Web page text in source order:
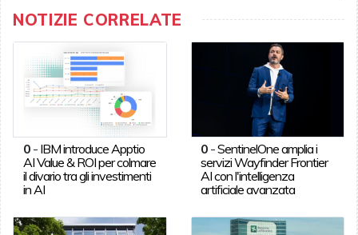
NOTIZIE CORRELATE
0- IBM introduce Apptio
AI Value & ROI per colmare
il divario tra gli investimenti
in AI
0 -SentinelOne amplia i
servizi Wayfinder Frontier
AI con l'intelligenza
artificiale avanzata